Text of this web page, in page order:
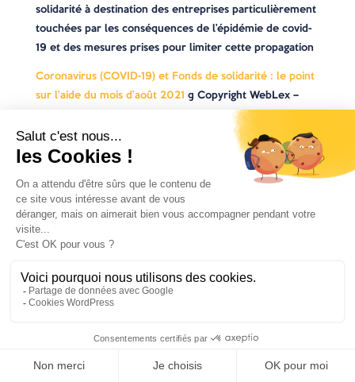
solidarité à destination des entreprises particulièrement
touchées par les conséquences de l’épidémie de covid-
19 et des mesures prises pour limiter cette propagation
Coronavirus (COVID-19) et Fonds de solidarité : le point
sur l’aide du mois d’août 2021 © Copyright WebLex –
Avancia
ingénierie entrepreneuriale pragmatique, innovante et
efficace.